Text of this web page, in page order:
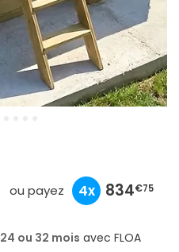
ou payez
1113€00
4x 834€75
4x 834€75
24 ou 32 mois avec FLOA